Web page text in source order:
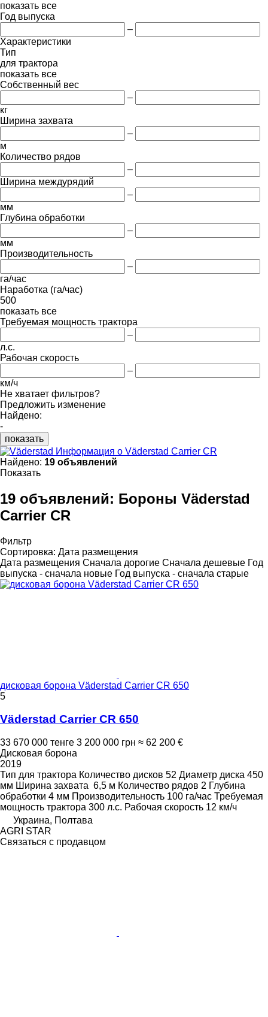
показать все
Год выпуска
–
Характеристики
Тип
для трактора
показать все
Собственный вес
–
кг
Ширина захвата
–
м
Количество рядов
–
Ширина междурядий
–
мм
Глубина обработки
–
мм
Производительность
–
га/час
Наработка (га/час)
500
показать все
Требуемая мощность трактора
–
л.с.
Рабочая скорость
–
км/ч
Не хватает фильтров?
Предложить изменение
Найдено:
-
показать
Информация о Väderstad Carrier CR
Найдено: 19 объявлений
Показать
19 объявлений: Бороны Väderstad
Carrier CR
Фильтр
Сортировка: Дата размещения
Дата размещения Сначала дорогие Сначала дешевые Год
выпуска - сначала новые Год выпуска - сначала старые
дисковая борона Väderstad Carrier CR 650
5
Väderstad Carrier CR 650
33 670 000 тенге 3 200 000 грн ≈ 62 200 €
Дисковая борона
2019
Тип для трактора Количество дисков 52 Диаметр диска 450
мм Ширина захвата 6,5 м Количество рядов 2 Глубина
обработки 4 мм Производительность 100 га/час Требуемая
мощность трактора 300 л.с. Рабочая скорость 12 км/ч
Украина, Полтава
AGRI STAR
Связаться с продавцом